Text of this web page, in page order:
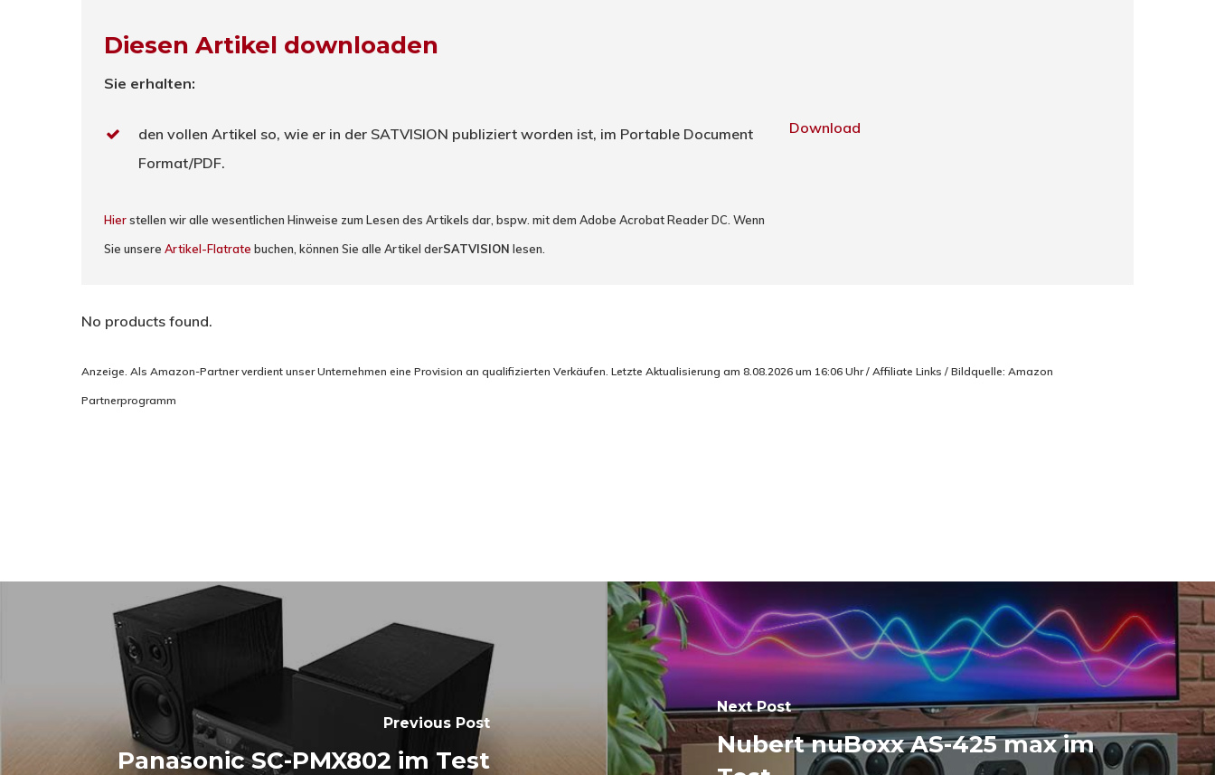
Diesen Artikel downloaden
Sie erhalten:
den vollen Artikel so, wie er in der SATVISION publiziert worden ist, im Portable Document
Format/PDF.
Hierstellen wir alle wesentlichen Hinweise zum Lesen des Artikels dar, bspw. mit dem Adobe Acrobat Reader DC. Wenn
Sie unsere Artikel-Flatrate buchen, können Sie alle Artikel derSATVISION lesen.
Download
No products found.
Anzeige. Als Amazon-Partner verdient unser Unternehmen eine Provision an qualifizierten Verkäufen. Letzte Aktualisierung am 8.08.2026 um 16:06 Uhr / Affiliate Links / Bildquelle: Amazon
Partnerprogramm
Previous Post
Panasonic SC-PMX802 im Test
Next Post
Nubert nuBoxx AS-425 max im